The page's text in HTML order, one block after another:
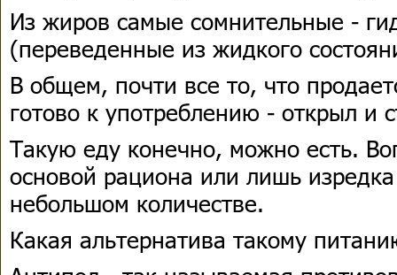
Из жиров самые сомнительные -
(переведенные из жидкого
В общем, почти все то, что
готово к употреблению - открыл и
Такую еду конечно, можно есть.
основой рациона или лишь
небольшом количестве.
Какая альтернатива такому